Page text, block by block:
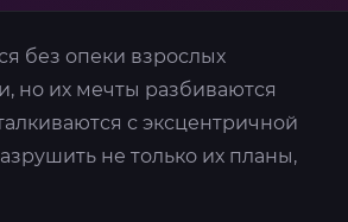
без опеки взрослых
но их мечты разбиваются
с эксцентричной
не только их планы,